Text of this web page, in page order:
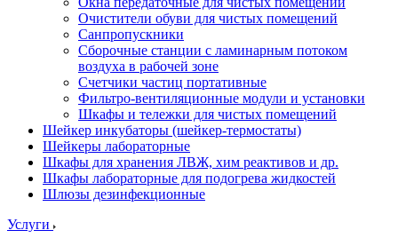
Очистители обуви для чистых помещений
Санпропускники
Сборочные станции с ламинарным потоком
воздуха в рабочей зоне
Счетчики частиц портативные
Фильтро-вентиляционные модули и установки
Шкафы и тележки для чистых помещений
Шейкер инкубаторы (шейкер-термостаты)
Шейкеры лабораторные
Шкафы для хранения ЛВЖ, хим реактивов и др.
Шкафы лабораторные для подогрева жидкостей
Шлюзы дезинфекционные
Услуги